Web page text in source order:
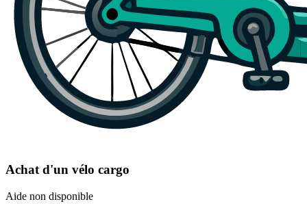
Achat d'un vélo cargo
Aide non disponible